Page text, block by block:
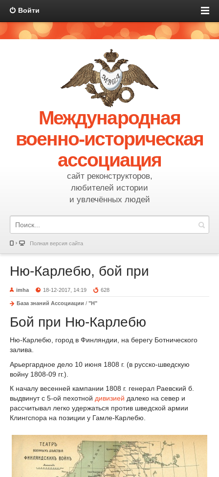
Войти
Международная
военно-историческая
ассоциация
сайт реконструкторов,
любителей истории
и увлечённых людей
Полная версия сайта
Ню-Карлебю, бой при
imha 18-12-2017, 14:19 628
База знаний Ассоциации / "Н"
Бой при Ню-Карлебю
Ню-Карлебю, город в Финляндии, на берегу Ботнического
залива.
Арьергардное дело 10 июня 1808 г. (в русско-шведскую
войну 1808-09 гг.).
К началу весенней кампании 1808 г. генерал Раевский б.
выдвинут с 5-ой пехотной дивизией далеко на север и
рассчитывал легко удержаться против шведской армии
Клингспора на позиции у Гамле-Карлебю.